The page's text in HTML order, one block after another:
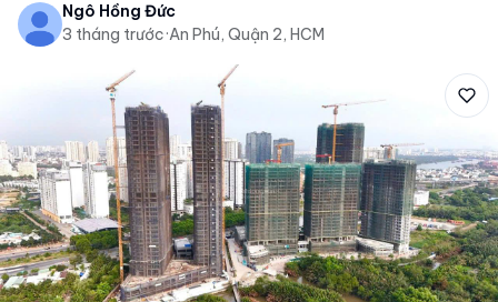
Ngô Hồng Đức
3 tháng trước·An Phú, Quận 2, HCM